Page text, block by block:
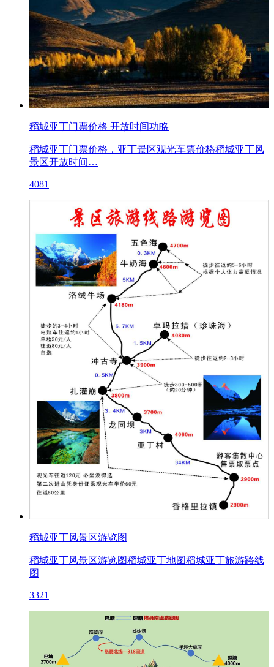
稻城亚丁门票价格 开放时间功略
稻城亚丁门票价格，亚丁景区观光车票价格稻城亚丁风
景区开放时间…
4081
稻城亚丁风景区游览图
稻城亚丁风景区游览图稻城亚丁地图稻城亚丁旅游路线
图
3321